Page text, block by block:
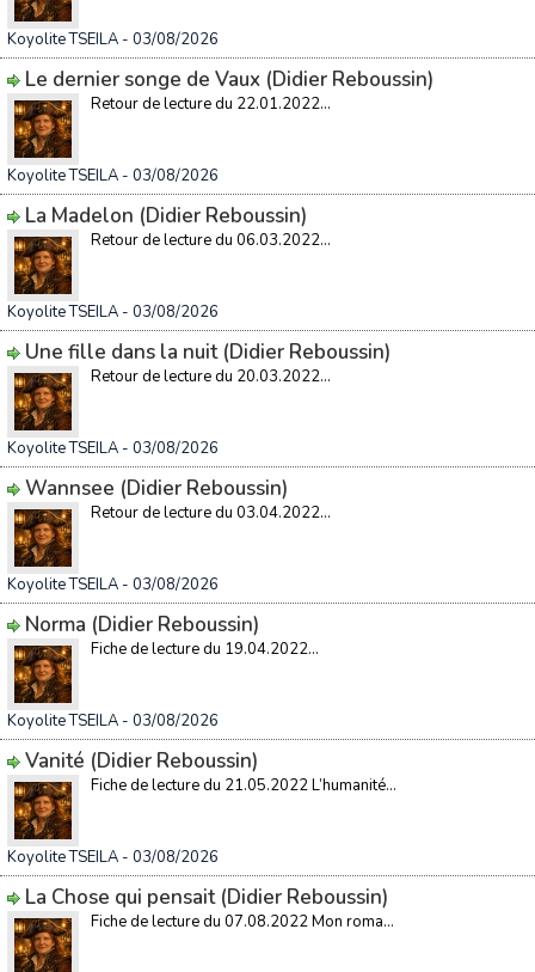
Koyolite TSEILA - 03/08/2026
Le dernier songe de Vaux (Didier Reboussin)
Retour de lecture du 22.01.2022...
Koyolite TSEILA - 03/08/2026
La Madelon (Didier Reboussin)
Retour de lecture du 06.03.2022...
Koyolite TSEILA - 03/08/2026
Une fille dans la nuit (Didier Reboussin)
Retour de lecture du 20.03.2022...
Koyolite TSEILA - 03/08/2026
Wannsee (Didier Reboussin)
Retour de lecture du 03.04.2022...
Koyolite TSEILA - 03/08/2026
Norma (Didier Reboussin)
Fiche de lecture du 19.04.2022...
Koyolite TSEILA - 03/08/2026
Vanité (Didier Reboussin)
Fiche de lecture du 21.05.2022 L’humanité...
Koyolite TSEILA - 03/08/2026
La Chose qui pensait (Didier Reboussin)
Fiche de lecture du 07.08.2022 Mon roma...